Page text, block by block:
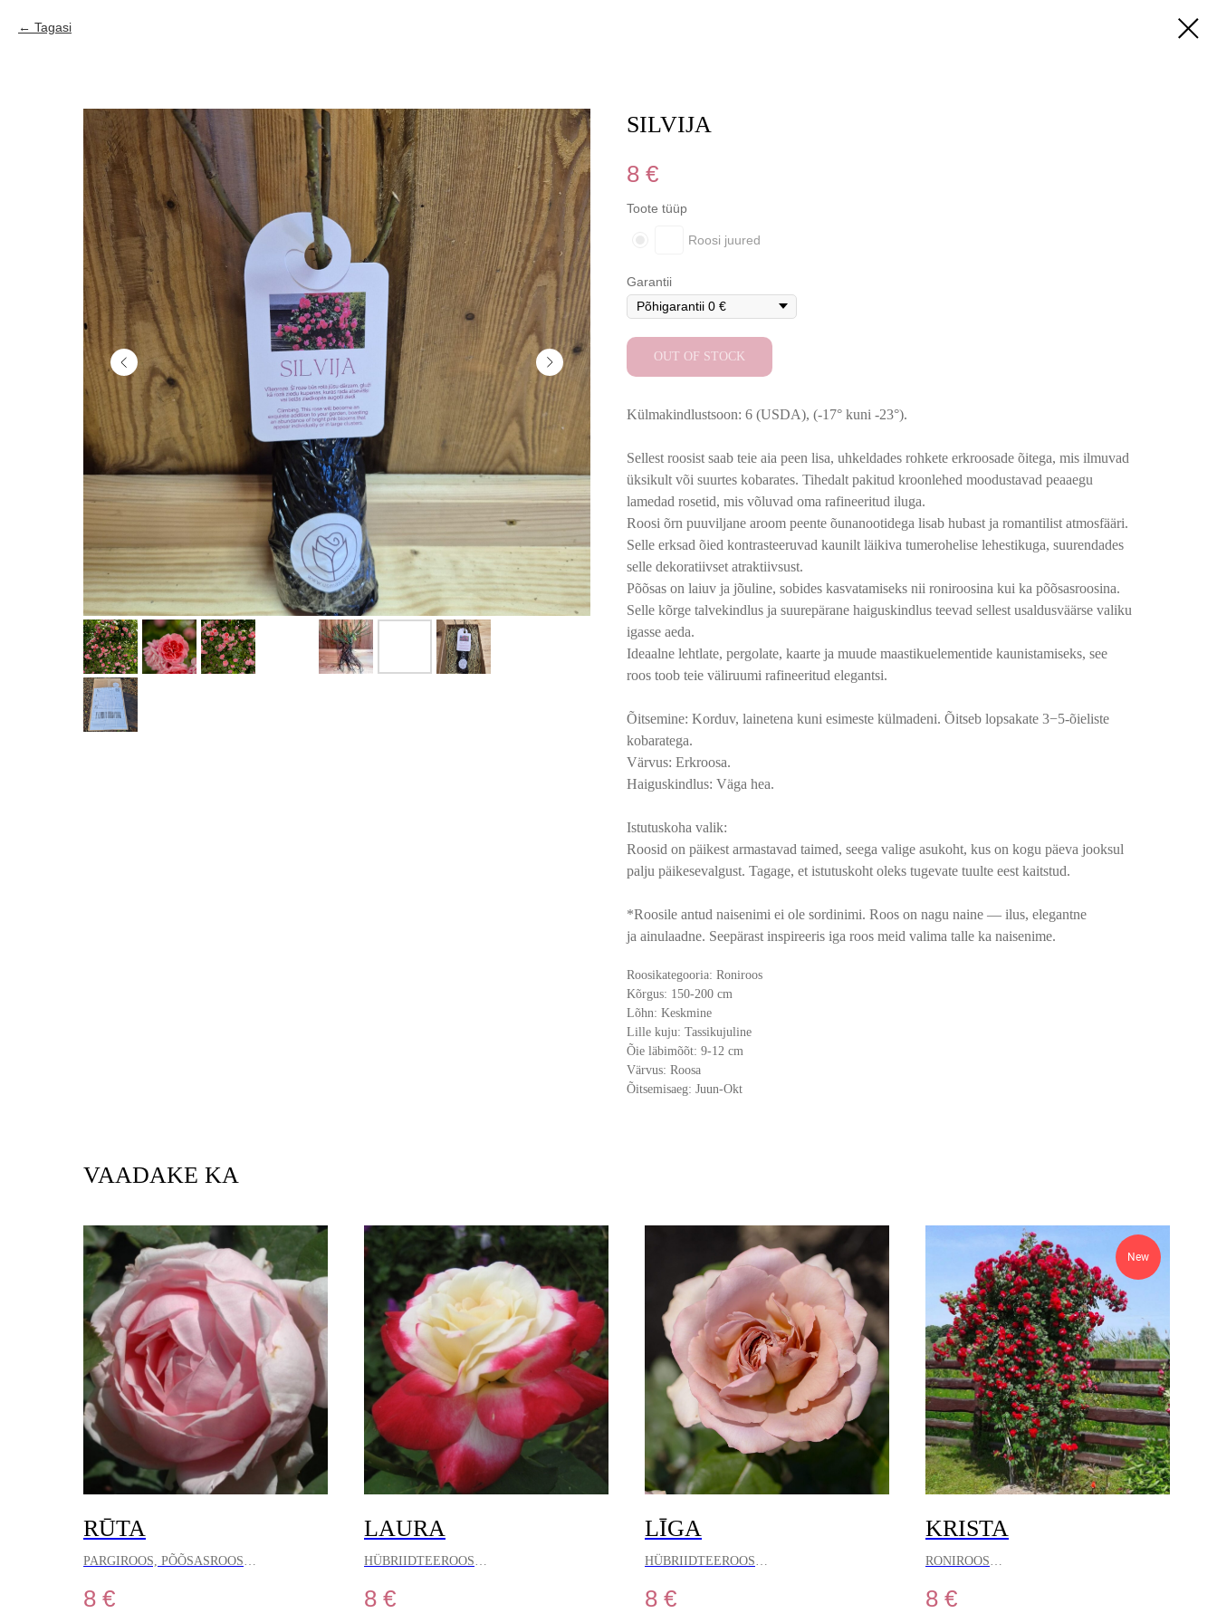
Tagasi
SILVIJA
8 €
Toote tüüp
Roosi juured
Garantii
OUT OF STOCK
Külmakindlustsoon: 6 (USDA), (-17° kuni -23°).
Sellest roosist saab teie aia peen lisa, uhkeldades rohkete erkroosade õitega, mis ilmuvad
üksikult või suurtes kobarates. Tihedalt pakitud kroonlehed moodustavad peaaegu
lamedad rosetid, mis võluvad oma rafineeritud iluga.
Roosi õrn puuviljane aroom peente õunanootidega lisab hubast ja romantilist atmosfääri.
Selle erksad õied kontrasteeruvad kaunilt läikiva tumerohelise lehestikuga, suurendades
selle dekoratiivset atraktiivsust.
Põõsas on laiuv ja jõuline, sobides kasvatamiseks nii roniroosina kui ka põõsasroosina.
Selle kõrge talvekindlus ja suurepärane haiguskindlus teevad sellest usaldusväärse valiku
igasse aeda.
Ideaalne lehtlate, pergolate, kaarte ja muude maastikuelementide kaunistamiseks, see
roos toob teie väliruumi rafineeritud elegantsi.
Õitsemine: Korduv, lainetena kuni esimeste külmadeni. Õitseb lopsakate 3−5-õieliste
kobaratega.
Värvus: Erkroosa.
Haiguskindlus: Väga hea.
Istutuskoha valik:
Roosid on päikest armastavad taimed, seega valige asukoht, kus on kogu päeva jooksul
palju päikesevalgust. Tagage, et istutuskoht oleks tugevate tuulte eest kaitstud.
*Roosile antud naisenimi ei ole sordinimi. Roos on nagu naine — ilus, elegantne
ja ainulaadne. Seepärast inspireeris iga roos meid valima talle ka naisenime.
Roosikategooria: Roniroos
Kõrgus: 150-200 cm
Lõhn: Keskmine
Lille kuju: Tassikujuline
Õie läbimõõt: 9-12 cm
Värvus: Roosa
Õitsemisaeg: Juun-Okt
VAADAKE KA
RŪTA
PARGIROOS, PÕÕSASROOS
Tõeliselt muljetavaldavate õitega roos, mille
8 €
LAURA
HÜBRIIDTEEROOS
See roos on värvi ja lõhna täiuslikkus, mis
8 €
LĪGA
HÜBRIIDTEEROOS
See roos lummab oma erakordse iluga, jättes
8 €
New
KRISTA
RONIROOS
See roniroos on jõu ja elegantsi kehastus,
8 €